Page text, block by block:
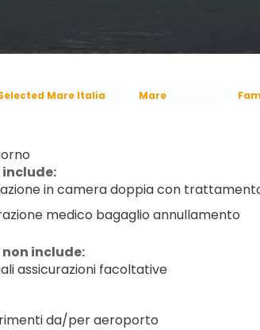
Mare Italia Mare
in camera doppia con
medico bagaglio annullamento
include:
assicurazioni facoltative
da/per aeroporto